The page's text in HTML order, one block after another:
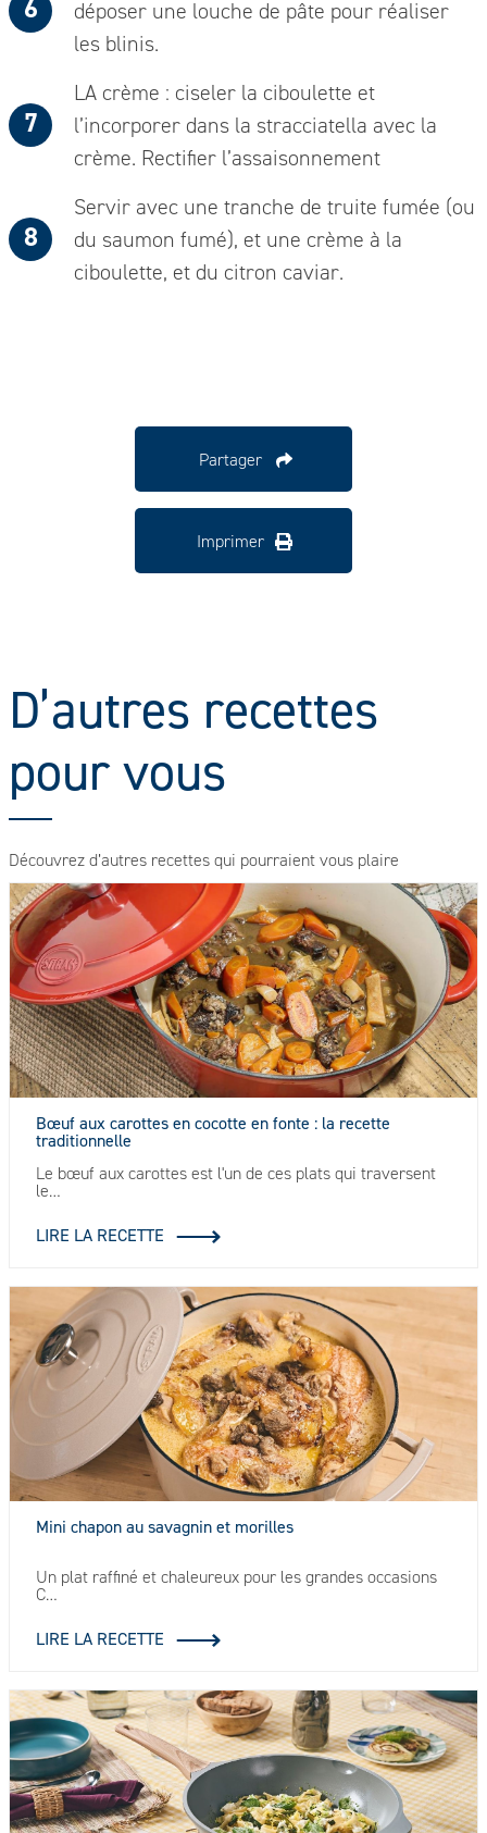
déposer une louche de pâte pour réaliser
les blinis.
LA crème : ciseler la ciboulette et
l’incorporer dans la stracciatella avec la
crème. Rectifier l’assaisonnement
Servir avec une tranche de truite fumée (ou
du saumon fumé), et une crème à la
ciboulette, et du citron caviar.
Partager
Imprimer
D’autres recettes
pour vous
Découvrez d’autres recettes qui pourraient vous plaire
Bœuf aux carottes en cocotte en fonte : la recette
traditionnelle
Le bœuf aux carottes est l'un de ces plats qui traversent
le…
LIRE LA RECETTE
Mini chapon au savagnin et morilles
Un plat raffiné et chaleureux pour les grandes occasions
C…
LIRE LA RECETTE